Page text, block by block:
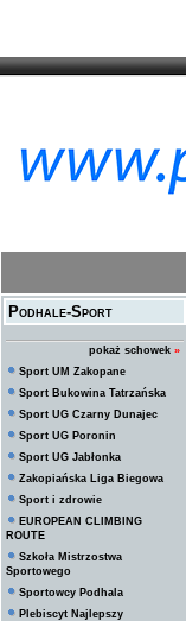
Podhale-Sport
pokaż schowek »
Sport UM Zakopane
Sport Bukowina Tatrzańska
Sport UG Czarny Dunajec
Sport UG Poronin
Sport UG Jabłonka
Zakopiańska Liga Biegowa
Sport i zdrowie
EUROPEAN CLIMBING
ROUTE
Szkoła Mistrzostwa
Sportowego
Sportowcy Podhala
Plebiscyt Najlepszy